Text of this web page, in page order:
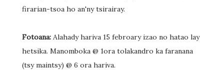
firarian-tsoa ho an'ny tsirairay.
Fotoana: Alahady hariva 15 febroary izao no hatao lay
hetsika. Manomboka @ 1ora tolakandro ka faranana
(tsy maintsy) @ 6 ora hariva.